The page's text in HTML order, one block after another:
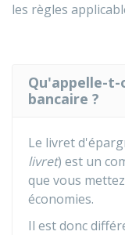
les règles
Qu'appelle-
bancaire ?
Le livret
livret) est un
que vous
économies.
Il est donc